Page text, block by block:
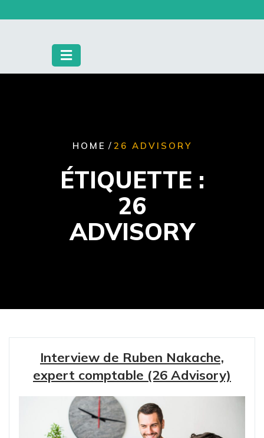
to
HOME / 26 ADVISORY
ÉTIQUETTE :
26
ADVISORY
Interview de Ruben Nakache,
expert comptable (26 Advisory)